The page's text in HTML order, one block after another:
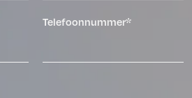
Telefoonnummer*